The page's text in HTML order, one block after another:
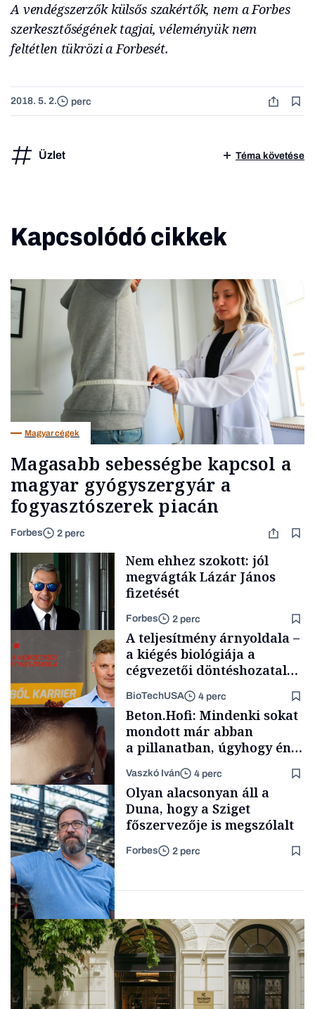
A vendégszerzők külsős szakértők, nem a Forbes
szerkesztőségének tagjai, véleményük nem
feltétlen tükrözi a Forbesét.
2018. 5. 2. perc
Üzlet Téma követése
Kapcsolódó cikkek
Magyar cégek
Magasabb sebességbe kapcsol a
magyar gyógyszergyár a
fogyasztószerek piacán
Forbes 2 perc
Politika
Nem ehhez szokott: jól
megvágták Lázár János
fizetését
Forbes 2 perc
Content Lab HUB
A teljesítmény árnyoldala –
a kiégés biológiája a
cégvezetői döntéshozatal
BioTechUSA 4 perc
Forbes-sztori
Beton.Hofi: Mindenki sokat
mondott már abban
a pillanatban, úgyhogy én
a legsarkosabb
gondolataimat akartam
kimondani
Vaszkó Iván 4 perc
Társadalom
Olyan alacsonyan áll a
Duna, hogy a Sziget
főszervezője is megszólalt
Forbes 2 perc